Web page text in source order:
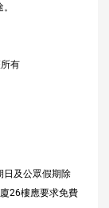
有
日及公眾假期除
26樓應要求免費